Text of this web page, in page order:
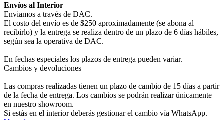
Envíos al Interior
Enviamos a través de DAC.
El costo del envío es de $250 aproximadamente (se abona al
recibirlo) y la entrega se realiza dentro de un plazo de 6 días hábiles,
según sea la operativa de DAC.
En fechas especiales los plazos de entrega pueden variar.
Cambios y devoluciones
+
Las compras realizadas tienen un plazo de cambio de 15 días a partir
de la fecha de entrega. Los cambios se podrán realizar únicamente
en nuestro showroom.
Si estás en el interior deberás gestionar el cambio vía WhatsApp.